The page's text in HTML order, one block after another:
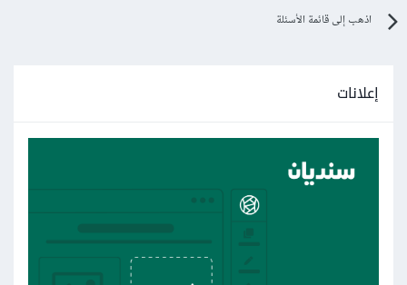
اذهب إلى قائمة الأسئلة
إعلانات